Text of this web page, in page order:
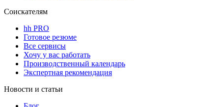
Соискателям
hh PRO
Готовое резюме
Все сервисы
Хочу у вас работать
Производственный календарь
Экспертная рекомендация
Новости и статьи